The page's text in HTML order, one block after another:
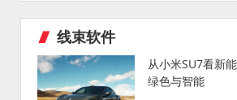
线束软件
从小米SU7看新
绿色与智能